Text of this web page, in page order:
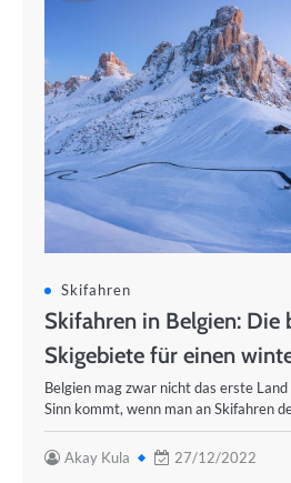
Skifahren
Skifahren in Belgien: Die
Skigebiete für einen
Belgien mag zwar nicht das erste
Sinn kommt, wenn man an Skifahren
Akay Kula 27/12/2022